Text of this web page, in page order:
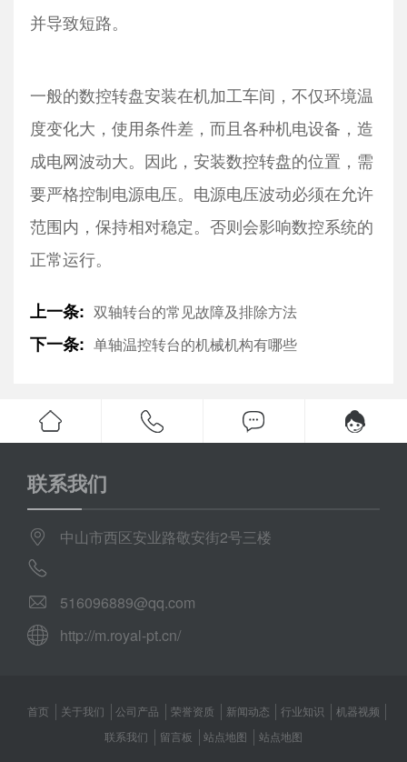
并导致短路。
一般的数控转盘安装在机加工车间，不仅环境温
度变化大，使用条件差，而且各种机电设备，造
成电网波动大。因此，安装数控转盘的位置，需
要严格控制电源电压。电源电压波动必须在允许
范围内，保持相对稳定。否则会影响数控系统的
正常运行。
上一条: 双轴转台的常见故障及排除方法
下一条: 单轴温控转台的机械机构有哪些
联系我们
中山市西区安业路敬安街2号三楼
516096889@qq.com
http://m.royal-pt.cn/
首页 关于我们 公司产品 荣誉资质 新闻动态 行业知识
机器视频
联系我们
留言板 站点地图
站点地图